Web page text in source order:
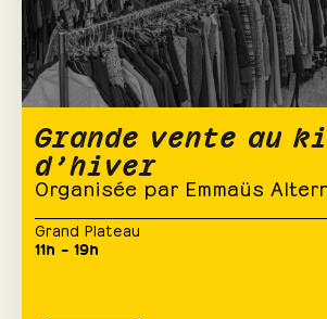
Grande vente au
d’hiver
Organisée par Emmaüs
Grand Plateau
11h – 19h